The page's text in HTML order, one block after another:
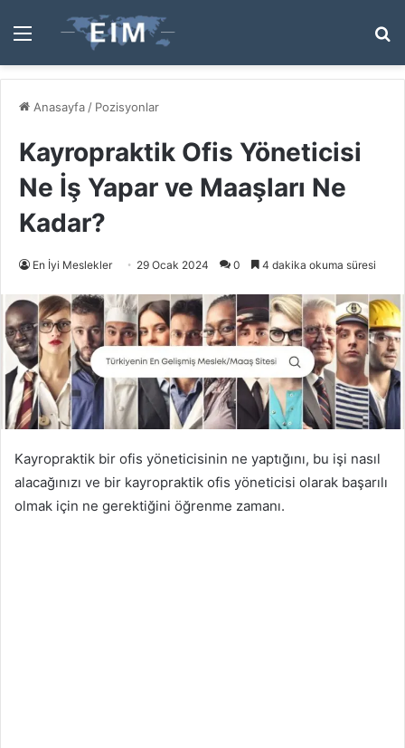
Menü
...
Anasayfa / Pozisyonlar
Kayropraktik Ofis Yöneticisi
Ne İş Yapar ve Maaşları Ne
Kadar?
En İyi Meslekler 29 Ocak 2024 0 4 dakika okuma süresi
Kayropraktik bir ofis yöneticisinin ne yaptığını, bu işi nasıl
alacağınızı ve bir kayropraktik ofis yöneticisi olarak başarılı
olmak için ne gerektiğini öğrenme zamanı.